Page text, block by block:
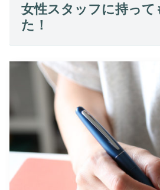
女性スタッフに持って
た！